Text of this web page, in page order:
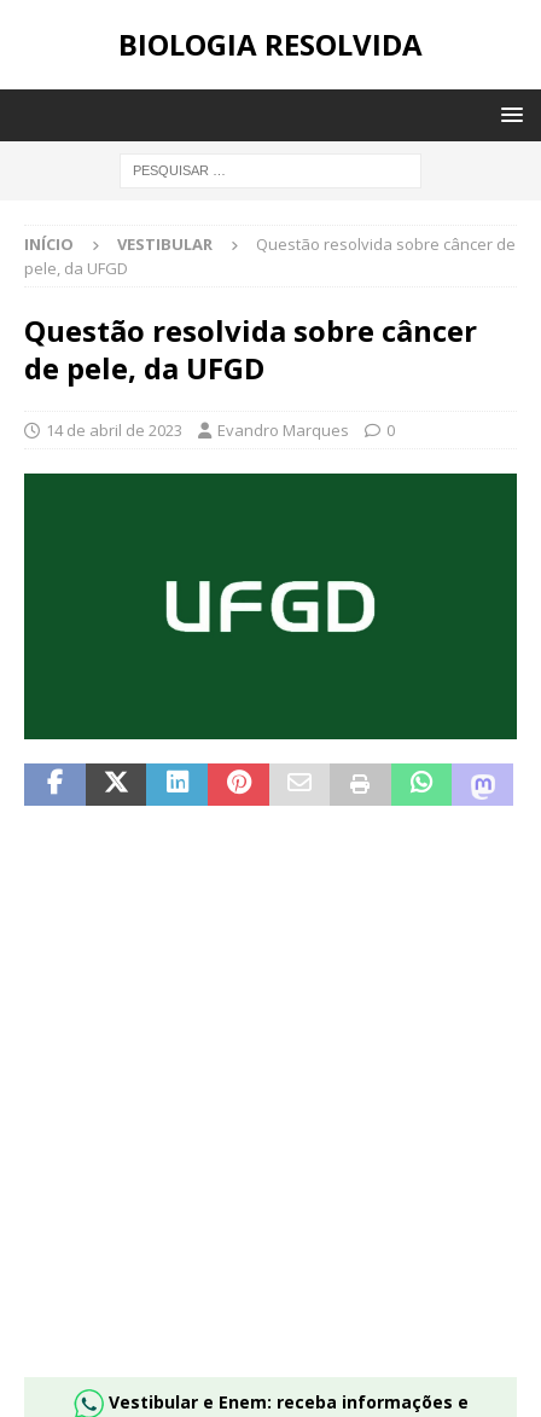
BIOLOGIA RESOLVIDA
INÍCIO VESTIBULAR
Questão resolvida sobre câncer de
pele, da UFGD
Questão resolvida sobre câncer
de pele, da UFGD
14 de abril de 2023 Evandro Marques 0
Vestibular e Enem: receba informações e